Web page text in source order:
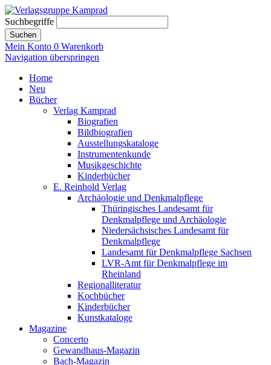
Suchbegriffe
Suchen
Mein Konto 0 Warenkorb
Navigation überspringen
Home
Neu
Bücher
Verlag Kamprad
Biografien
Bildbiografien
Ausstellungskataloge
Instrumentenkunde
Musikgeschichte
Kinderbücher
E. Reinhold Verlag
Archäologie und Denkmalpflege
Thüringisches Landesamt für
Denkmalpflege und Archäologie
Niedersächsisches Landesamt für
Denkmalpflege
Landesamt für Denkmalpflege Sachsen
LVR-Amt für Denkmalpflege im
Rheinland
Regionalliteratur
Kochbücher
Kinderbücher
Kunstkataloge
Magazine
Concerto
Gewandhaus-Magazin
Bach-Magazin